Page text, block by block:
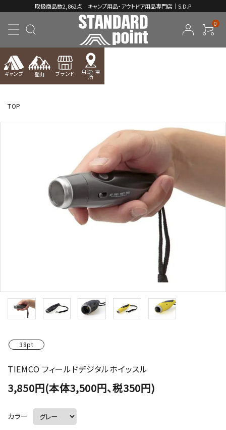
取扱商品数2,862点 キャンプ用品・アウトドア用品専門店｜S.D.P
0
キャンプ 登山 ブランド 用途・場
所
ようこそ ゲスト 様
新規会員登録
INFORMATION
TOP
38pt
TIEMCO フィールドデジタルホイッスル
3,850円(本体3,500円、税350円)
カラー